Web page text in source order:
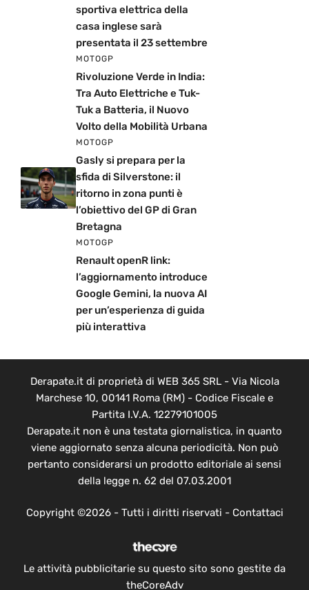
sportiva elettrica della
casa inglese sarà
presentata il 23 settembre
MOTOGP
Rivoluzione Verde in India:
Tra Auto Elettriche e Tuk-
Tuk a Batteria, il Nuovo
Volto della Mobilità Urbana
MOTOGP
Gasly si prepara per la
sfida di Silverstone: il
ritorno in zona punti è
l’obiettivo del GP di Gran
Bretagna
MOTOGP
Renault openR link:
l’aggiornamento introduce
Google Gemini, la nuova AI
per un’esperienza di guida
più interattiva
Derapate.it di proprietà di WEB 365 SRL - Via Nicola
Marchese 10, 00141 Roma (RM) - Codice Fiscale e
Partita I.V.A. 12279101005
Derapate.it non è una testata giornalistica, in quanto
viene aggiornato senza alcuna periodicità. Non può
pertanto considerarsi un prodotto editoriale ai sensi
della legge n. 62 del 07.03.2001
Copyright ©2026 - Tutti i diritti riservati - Contattaci
Le attività pubblicitarie su questo sito sono gestite da
theCoreAdv